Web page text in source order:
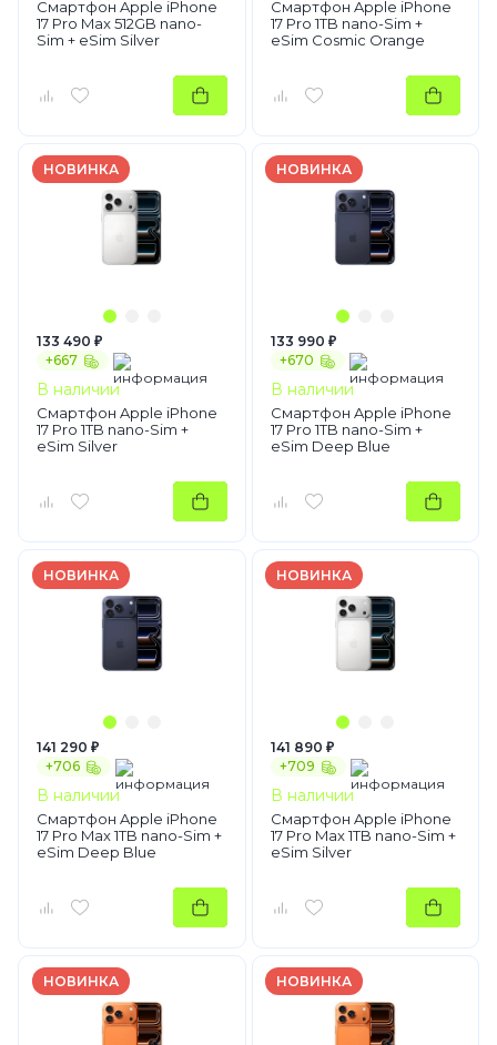
Смартфон Apple iPhone
17 Pro Max 512GB nano-
Sim + eSim Silver
Смартфон Apple iPhone
17 Pro 1TB nano-Sim +
eSim Cosmic Orange
НОВИНКА
133 490 ₽
+667
В наличии
Смартфон Apple iPhone
17 Pro 1TB nano-Sim +
eSim Silver
НОВИНКА
133 990 ₽
+670
В наличии
Смартфон Apple iPhone
17 Pro 1TB nano-Sim +
eSim Deep Blue
НОВИНКА
141 290 ₽
+706
В наличии
Смартфон Apple iPhone
17 Pro Max 1TB nano-Sim +
eSim Deep Blue
НОВИНКА
141 890 ₽
+709
В наличии
Смартфон Apple iPhone
17 Pro Max 1TB nano-Sim +
eSim Silver
НОВИНКА НОВИНКА